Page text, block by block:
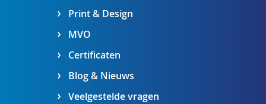
Print & Design
MVO
Certificaten
Blog & Nieuws
Veelgestelde vragen